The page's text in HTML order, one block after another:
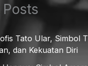
Tato Ular, Simbol
dan Kekuatan Diri